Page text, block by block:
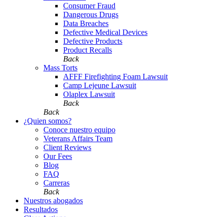
Consumer Fraud
Dangerous Drugs
Data Breaches
Defective Medical Devices
Defective Products
Product Recalls
Back
Mass Torts
AFFF Firefighting Foam Lawsuit
Camp Lejeune Lawsuit
Olaplex Lawsuit
Back
Back
¿Quien somos?
Conoce nuestro equipo
Veterans Affairs Team
Client Reviews
Our Fees
Blog
FAQ
Carreras
Back
Nuestros abogados
Resultados